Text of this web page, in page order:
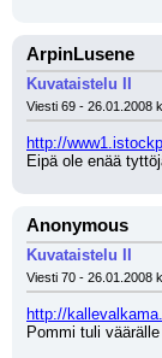
ArpinLusene
Kuvataistelu II
Viesti 69 - 26.01.2008
http://
Eipä ole enää
Anonymous
Kuvataistelu II
Viesti 70 - 26.01.2008
http://
Pommi tuli